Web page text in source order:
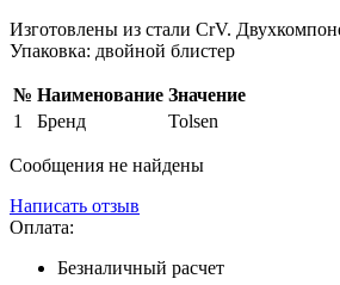
Изготовлены из стали CrV.
Упаковка: двойной блистер
№ Наименование Значение
1
Бренд Tolsen
Сообщения не найдены
Написать отзыв
Оплата:
Безналичный расчет